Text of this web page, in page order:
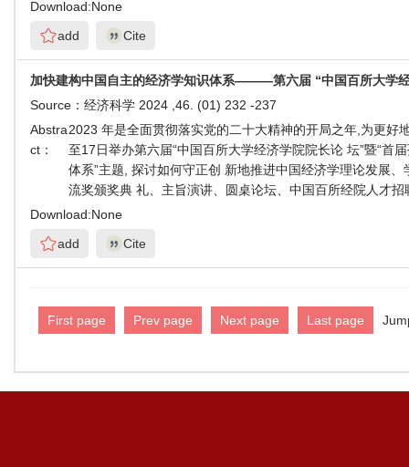
Download:None
add
Cite
加快建构中国自主的经济学知识体系———第六届 “中国百所大学
Source： 经济科学 2024 ,46. (01) 232 -237
Abstra
ct：
2023 年是全面贯彻落实党的二十大精神的开局之年,为更
至17日举办第六届“中国百所大学经济学院院长论 坛”暨“首
体系”主题, 探讨如何守正创 新地推进中国经济学理论发展
流奖颁奖典 礼、主旨演讲、圆桌论坛、中国百所经院人才
Download:None
add
Cite
First page Prev page Next page Last page